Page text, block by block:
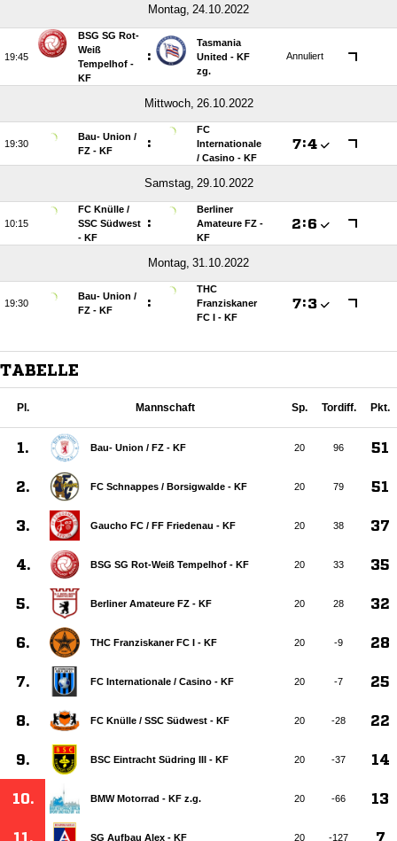
 

BSG SG Rot-
Weiß
Tempelhof -
KF
:
Tasmania
United - KF
zg.
Annuliert
 

Bau- Union /​
FZ - KF
:
FC
Internationale
/​ Casino - KF
:
 

FC Knülle /​
SSC Südwest
- KF
:
Berliner
Amateure FZ -
KF
:
 

Bau- Union /​
FZ - KF
:
THC
Franziskaner
FC I - KF
:
TABELLE
Pl. Mannschaft Sp. Tordiff. Pkt.
1. Bau- Union /​ FZ - KF 20 96 51
2. FC Schnappes /​ Borsigwalde - KF 20 79 51
3. Gaucho FC /​ FF Friedenau - KF 20 38 37
4. BSG SG Rot-Weiß Tempelhof - KF 20 33 35
5. Berliner Amateure FZ - KF 20 28 32
6. THC Franziskaner FC I - KF 20 -9 28
7. FC Internationale /​ Casino - KF 20 -7 25
8. FC Knülle /​ SSC Südwest - KF 20 -28 22
9. BSC Eintracht Südring III - KF 20 -37 14
10. BMW Motorrad - KF z.g. 20 -66 13
11. SG Aufbau Alex - KF 20 -127 7